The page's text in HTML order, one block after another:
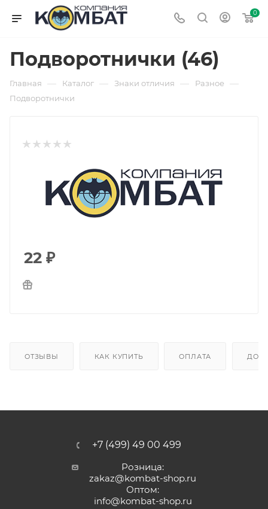
0
Подворотнички (46)
Главная — Каталог — Знаки отличия — Разное —
Подворотнички
22 ₽
ОТЗЫВЫ КАК КУПИТЬ ОПЛАТА
+7 (499) 49 00 499
Розница:
zakaz@kombat-shop.ru
Оптом:
info@kombat-shop.ru